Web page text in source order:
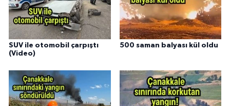
SUV ile otomobil çarpıştı
(Video)
500 saman balyası kül oldu